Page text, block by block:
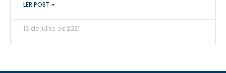
LER POST »
16 de julho de 2021